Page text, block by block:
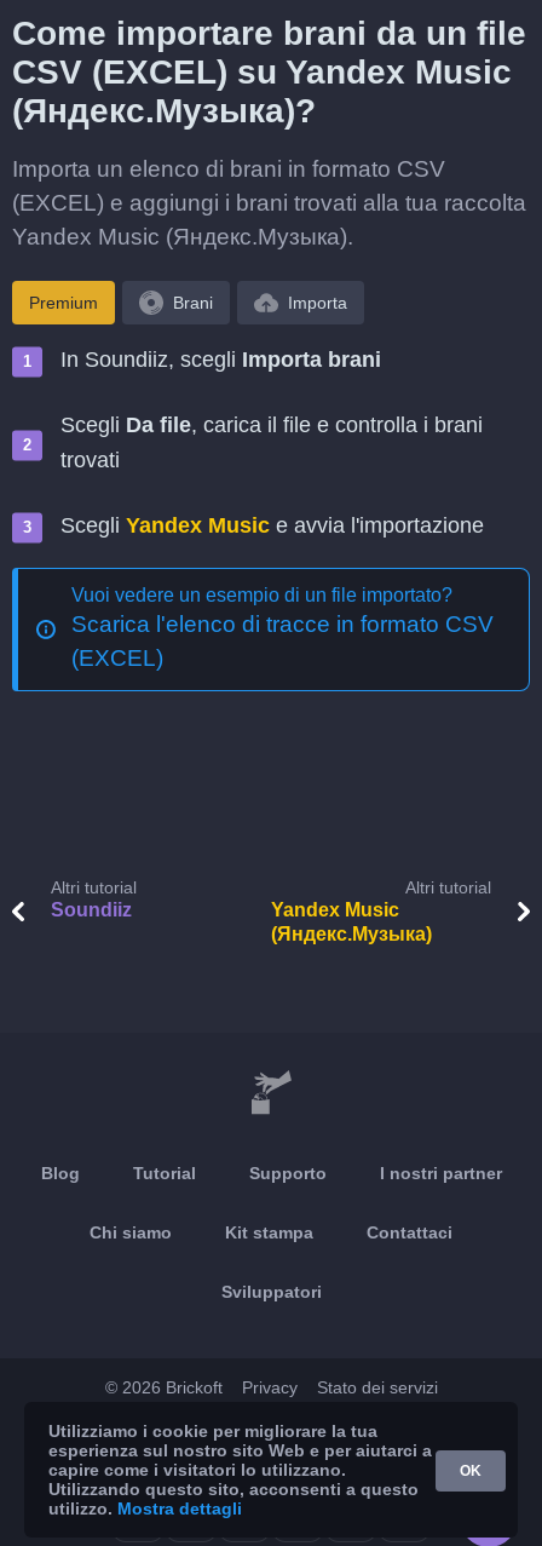
Come importare brani da un file
CSV (EXCEL) su Yandex Music
(Яндекс.Музыка)?
Importa un elenco di brani in formato CSV
(EXCEL) e aggiungi i brani trovati alla tua raccolta
Yandex Music (Яндекс.Музыка).
Premium Brani Importa
In Soundiiz, scegli Importa brani
Scegli Da file, carica il file e controlla i brani
trovati
Scegli Yandex Music e avvia l'importazione
Vuoi vedere un esempio di un file importato?
Scarica l'elenco di tracce in formato CSV
(EXCEL)
Altri tutorial
Soundiiz
Altri tutorial
Yandex Music
(Яндекс.Музыка)
Blog Tutorial Supporto I nostri partner
Chi siamo Kit stampa Contattaci
Sviluppatori
© 2026 Brickoft Privacy Stato dei servizi
App Store Google Play
Utilizziamo i cookie per migliorare la tua
esperienza sul nostro sito Web e per aiutarci a
capire come i visitatori lo utilizzano.
Utilizzando questo sito, acconsenti a questo
utilizzo. Mostra dettagli
OK